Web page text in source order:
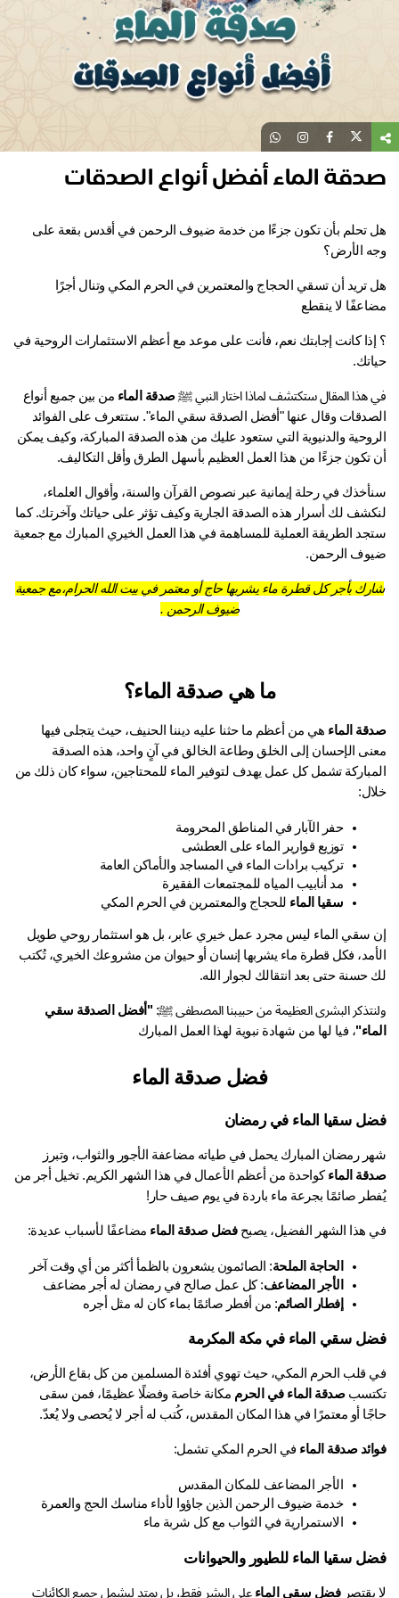
الماء أفضل أنواع الصدقات
هل تحلم بأن تكون جزءًا من خدمة ضيوف الرحمن في أقدس بقعة على
الأرض؟
لا ينقطع
؟ إذا كانت إجابتك نعم، فأنت على موعد مع أعظم الاستثمارات الروحية في
هذا المقال ستكتشف لماذا اختار النبي ﷺ صدقة الماء
الصدقات وقال عنها "أفضل الصدقة سقي الماء". ستتعرف على الفوائد
الروحية والدنيوية التي ستعود عليك من هذه الصدقة المباركة، وكيف يمكن
تكون جزءًا من هذا العمل العظيم بأسهل الطرق وأقل التكاليف.
سنأخذك في رحلة إيمانية عبر نصوص القرآن والسنة، وأقوال العلماء،
لنكشف لك أسرار هذه الصدقة الجارية وكيف تؤثر على حياتك وآخرتك. كما
ستجد الطريقة العملية للمساهمة في هذا العمل الخيري المبارك مع جمعية
الرحمن.
بأجر كل قطرة ماء يشربها حاج أو معتمر في بيت الله الحرام،مع جمعية
ضيوف الرحمن .
ما هي صدقة الماء؟
الماء
هي من أعظم ما حثنا عليه ديننا الحنيف، حيث يتجلى فيها
معنى الإحسان إلى الخلق وطاعة الخالق في آنٍ واحد، هذه الصدقة
المباركة تشمل كل عمل يهدف لتوفير الماء للمحتاجين، سواء كان ذلك من
حفر الآبار في المناطق المحرومة
توزيع قوارير الماء على العطشى
تركيب برادات الماء في المساجد والأماكن العامة
مد أنابيب المياه للمجتمعات الفقيرة
سقيا الماء للحجاج والمعتمرين في الحرم المكي
إن سقي الماء ليس مجرد عمل خيري عابر، بل هو استثمار روحي طويل
الأمد، فكل قطرة ماء يشربها إنسان أو حيوان من مشروعك الخيري، تُكتب
حسنة حتى بعد انتقالك لجوار الله.
البشرى العظيمة من حبيبنا المصطفى ﷺ:
"أفضل الصدقة سقي
، فيا لها من شهادة نبوية لهذا العمل المبارك
فضل صدقة الماء
سقيا الماء في رمضان
رمضان المبارك يحمل في طياته مضاعفة الأجور والثواب، وتبرز
الماء
كواحدة من أعظم الأعمال في هذا الشهر الكريم. تخيل أجر من
صائمًا بجرعة ماء باردة في يوم صيف حار!
هذا الشهر الفضيل، يصبح فضل صدقة الماء مضاعفًا لأسباب عديدة:
الحاجة الملحة: الصائمون يشعرون بالظمأ أكثر من أي وقت آخر
الأجر المضاعف: كل عمل صالح في رمضان له أجر مضاعف
إفطار الصائم: من أفطر صائمًا بماء كان له مثل أجره
سقي الماء في مكة المكرمة
في قلب الحرم المكي، حيث تهوي أفئدة المسلمين من كل بقاع الأرض،
صدقة الماء في الحرم
مكانة خاصة وفضلًا عظيمًا، فمن سقى
أو معتمرًا في هذا المكان المقدس، كُتب له أجر لا يُحصى ولا يُعدّ.
صدقة الماء في الحرم المكي تشمل:
الأجر المضاعف للمكان المقدس
خدمة ضيوف الرحمن الذين جاؤوا لأداء مناسك الحج والعمرة
الاستمرارية في الثواب مع كل شربة ماء
سقيا الماء للطيور والحيوانات
يقتصر فضل سقي الماء على البشر فقط، بل يمتد ليشمل جميع الكائنات